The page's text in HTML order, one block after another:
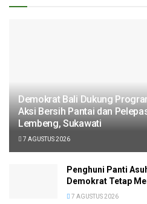
Demokrat Bali Dukung
Aksi Bersih Pantai dan
Lembeng, Sukawati
7 AGUSTUS 2026
Penghuni Panti
Demokrat Tetap
7 AGUSTUS 2026